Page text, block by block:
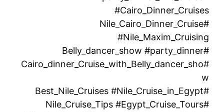
#Cairo_Dinner_Cruises
#Nile_Cairo_Dinner_Cruise
#Nile_Maxim_Cruising
#Belly_dancer_show #party_dinner
#Cairo_dinner_Cruise_with_Belly_dancer_sho
w
#Best_Nile_Cruises #Nile_Cruise_in_Egypt
#Nile_Cruise_Tips #Egypt_Cruise_Tours